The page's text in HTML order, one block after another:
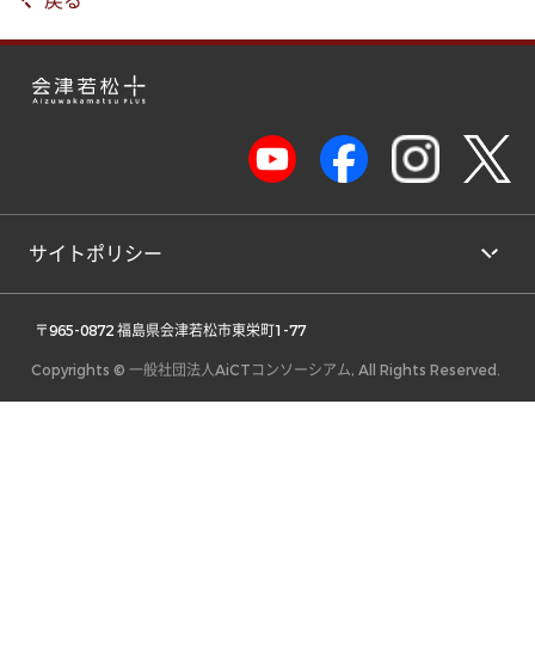
サイトポリシー
〒965-0872 福島県会津若松市東栄町1-77
Copyrights © 一般社団法人AiCTコンソーシアム, All Rights Reserved.